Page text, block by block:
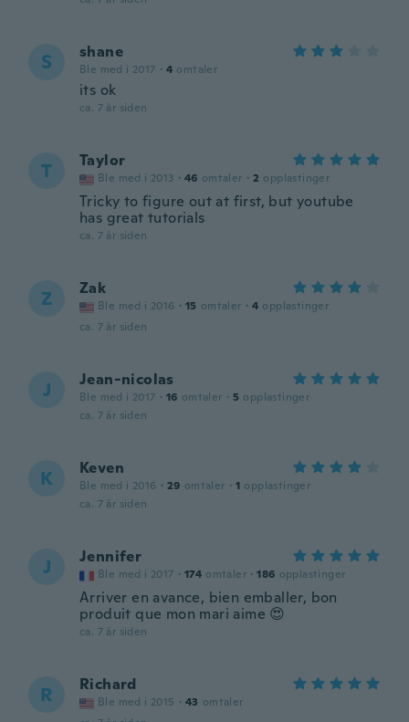
S shane
Ble med i 2017 · 4 omtaler
its ok
ca. 7 år siden
T Taylor
Ble med i 2013 · 46 omtaler · 2 opplastinger
Tricky to figure out at first, but youtube
has great tutorials
ca. 7 år siden
Z Zak
Ble med i 2016 · 15 omtaler · 4 opplastinger
ca. 7 år siden
J Jean-nicolas
Ble med i 2017 · 16 omtaler · 5 opplastinger
ca. 7 år siden
K Keven
Ble med i 2016 · 29 omtaler · 1 opplastinger
ca. 7 år siden
J Jennifer
Ble med i 2017 · 174 omtaler · 186 opplastinger
Arriver en avance, bien emballer, bon
produit que mon mari aime 😍
ca. 7 år siden
R Richard
Ble med i 2015 · 43 omtaler